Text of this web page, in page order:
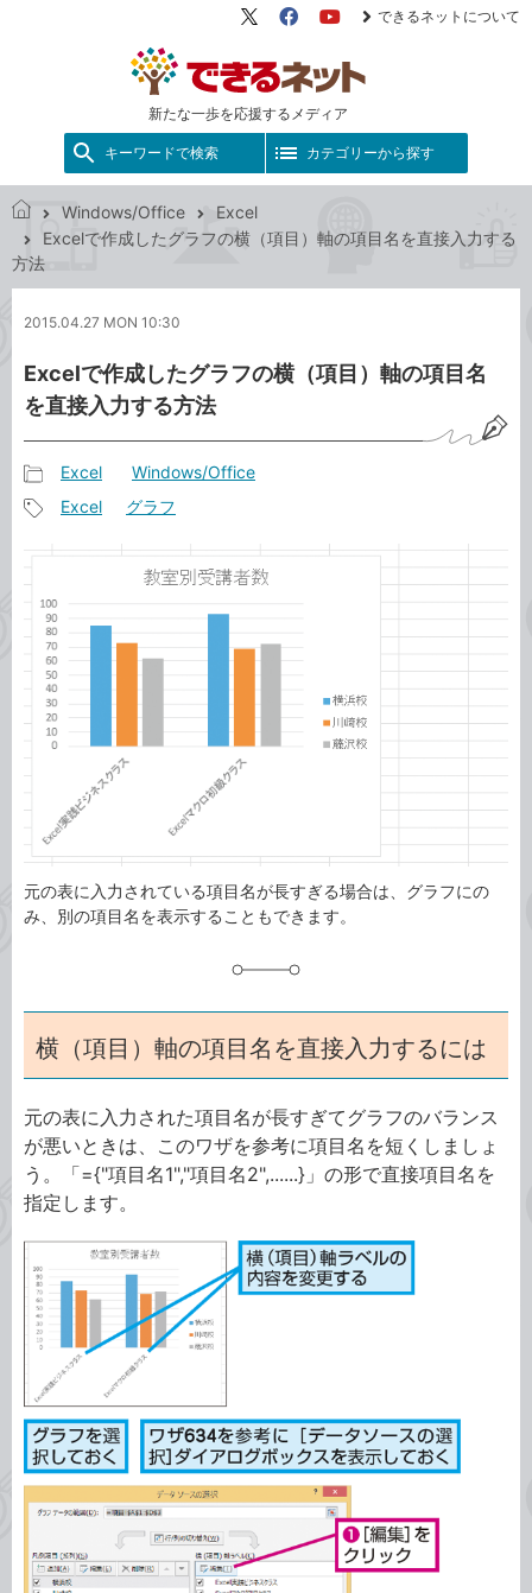
新たな一歩を応援するメディア
X（旧
FacebookYouTube
できるネットについて
キーワードで検索 カテゴリーから探す
で
き
ッ
Windows/Office
Excel
Excelで作成したグラフの横（項目）軸の項目名を直接入力する
方法
2015.04.27 MON 10:30
Excelで作成したグラフの横（項目）軸の項目名
を直接入力する方法
事
カ
ゴ
リ
Excel Windows/Office
事
グ
Excel グラフ
元の表に入力されている項目名が長すぎる場合は、グラフにの
み、別の項目名を表示することもできます。
横（項目）軸の項目名を直接入力するには
元の表に入力された項目名が長すぎてグラフのバランス
が悪いときは、このワザを参考に項目名を短くしましょ
う。「={"項目名1","項目名2",......}」の形で直接項目名を
指定します。